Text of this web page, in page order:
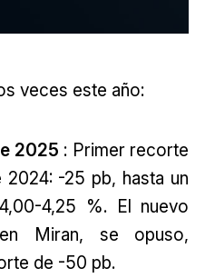
veces este año:
2025 : Primer recorte
-25 pb, hasta un
4,25 %. El nuevo
Miran, se opuso,
de -50 pb.